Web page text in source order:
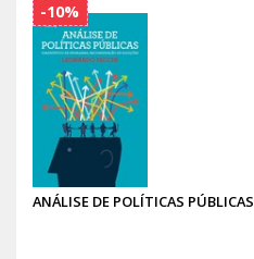
ANÁLISE DE POLÍTICAS PÚBLICAS
-10%